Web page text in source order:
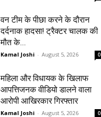
वन टीम के पीछा करने के दौरान
दर्दनाक हादसा! ट्रैक्टर चालक की
मौत के...
Kamal Joshi - August 5, 2026 0
महिला और विधायक के खिलाफ
आपत्तिजनक वीडियो डालने वाला
आरोपी आखिरकार गिरफ्तार
Kamal Joshi - August 5, 2026 0